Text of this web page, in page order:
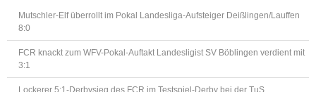
Mutschler-Elf überrollt im Pokal Landesliga-Aufsteiger Deißlingen/Lauffen
8:0
FCR knackt zum WFV-Pokal-Auftakt Landesligist SV Böblingen verdient mit
3:1
Lockerer 5:1-Derbysieg des FCR im Testspiel-Derby bei der TuS